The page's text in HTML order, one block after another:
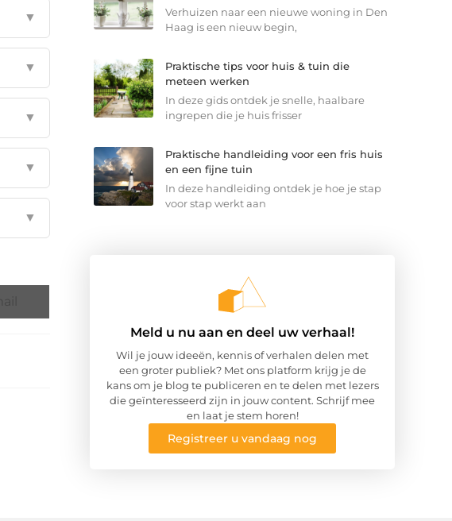
▼
▼
▼
▼
▼
Verhuizen naar een nieuwe woning in Den
Haag is een nieuw begin,
Praktische tips voor huis & tuin die
meteen werken
In deze gids ontdek je snelle, haalbare
ingrepen die je huis frisser
Praktische handleiding voor een fris huis
en een fijne tuin
In deze handleiding ontdek je hoe je stap
voor stap werkt aan
Meld u nu aan en deel uw verhaal!
Wil je jouw ideeën, kennis of verhalen delen met
een groter publiek? Met ons platform krijg je de
kans om je blog te publiceren en te delen met lezers
die geïnteresseerd zijn in jouw content. Schrijf mee
en laat je stem horen!
Registreer u vandaag nog